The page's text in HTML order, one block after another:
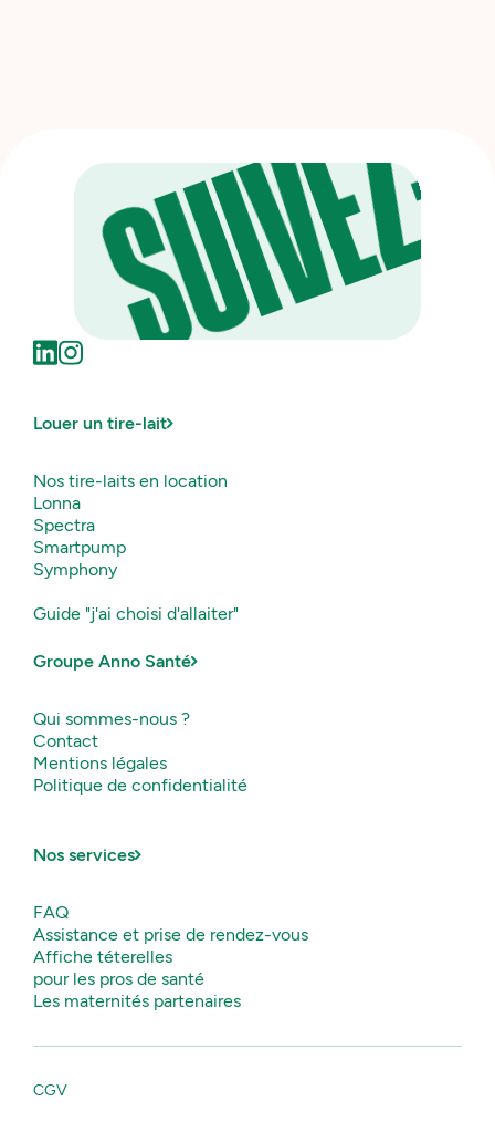
Louer un tire-lait
Nos tire-laits en location
Lonna
Spectra
Smartpump
Symphony
Guide "j'ai choisi d'allaiter"
Groupe Anno Santé
Qui sommes-nous ?
Contact
Mentions légales
Politique de confidentialité
Nos services
FAQ
Assistance et prise de rendez-vous
Affiche téterelles
pour les pros de santé
Les maternités partenaires
CGV